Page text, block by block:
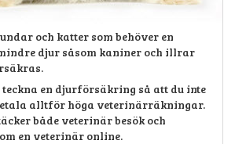
och katter som behöver en
djur såsom kaniner och illrar
en djurförsäkring så att du inte
alltför höga veterinärräkningar.
både veterinär besök och
en veterinär online.